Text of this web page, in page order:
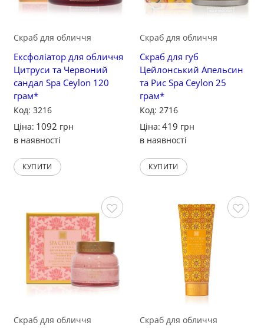
Скраб для обличчя
Ексфоліатор для обличчя
Цитруси та Червоний
сандал Spa Ceylon 120
грам*
Код: 3216
Ціна: 1092 грн
в наявності
КУПИТИ
Скраб для обличчя
Скраб для губ
Цейлонський Апельсин
та Рис Spa Ceylon 25
грам*
Код: 2716
Ціна: 419 грн
в наявності
КУПИТИ
Зберегти
Скраб для обличчя
Зберегти
Скраб для обличчя